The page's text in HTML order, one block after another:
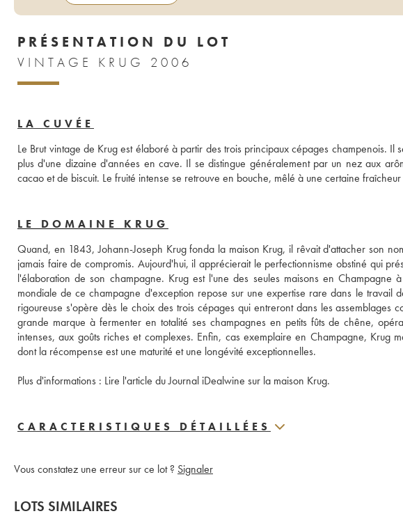
PRÉSENTATION DU LOT
VINTAGE KRUG 2006
LA CUVÉE
Le Brut vintage de Krug est élaboré à partir des trois principaux cépages champenois.
plus d'une dizaine d'années en cave. Il se distingue généralement par un nez aux
cacao et de biscuit. Le fruité intense se retrouve en bouche, mêlé à une certaine
LE DOMAINE KRUG
Quand, en 1843, Johann-Joseph Krug fonda la maison Krug, il rêvait d'attacher son
jamais faire de compromis. Aujourd'hui, il apprécierait le perfectionnisme obstiné qui
l'élaboration de son champagne. Krug est l'une des seules maisons en
mondiale de ce champagne d'exception repose sur une expertise rare dans le travail
rigoureuse s'opère dès le choix des trois cépages qui entreront dans les assemblages
grande marque à fermenter en totalité ses champagnes en petits fûts de chêne,
intenses, aux goûts riches et complexes. Enfin, cas exemplaire en Champagne, Krug
dont la récompense est une maturité et une longévité exceptionnelles.
Plus d'informations : Lire l'article du Journal iDealwine sur la maison Krug.
CARACTERISTIQUES DÉTAILLÉES
Vous constatez une erreur sur ce lot ? Signaler
LOTS SIMILAIRES